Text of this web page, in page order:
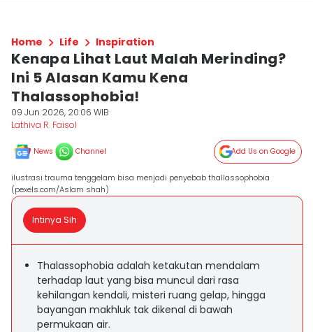
Home Life Inspiration
Kenapa Lihat Laut Malah Merinding?
Ini 5 Alasan Kamu Kena
Thalassophobia!
09 Jun 2026, 20:06 WIB
Lathiva R. Faisol
News Channel Add Us on Google
ilustrasi trauma tenggelam bisa menjadi penyebab thallassophobia
(pexels.com/Aslam shah)
Intinya Sih
Thalassophobia adalah ketakutan mendalam
terhadap laut yang bisa muncul dari rasa
kehilangan kendali, misteri ruang gelap, hingga
bayangan makhluk tak dikenal di bawah
permukaan air.